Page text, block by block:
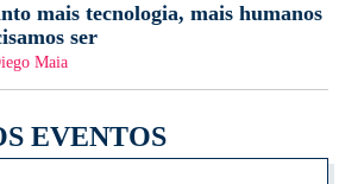
mais tecnologia, mais humanos
ser
Maia
EVENTOS